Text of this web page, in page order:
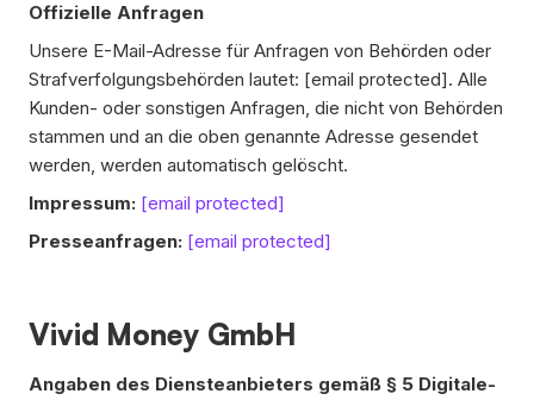
Offizielle Anfragen
Unsere E-Mail-Adresse für Anfragen von Behörden oder
Strafverfolgungsbehörden lautet: [email protected]. Alle
Kunden- oder sonstigen Anfragen, die nicht von Behörden
stammen und an die oben genannte Adresse gesendet
werden, werden automatisch gelöscht.
Impressum: [email protected]
Presseanfragen: [email protected]
Vivid Money GmbH
Angaben des Diensteanbieters gemäß § 5 Digitale-